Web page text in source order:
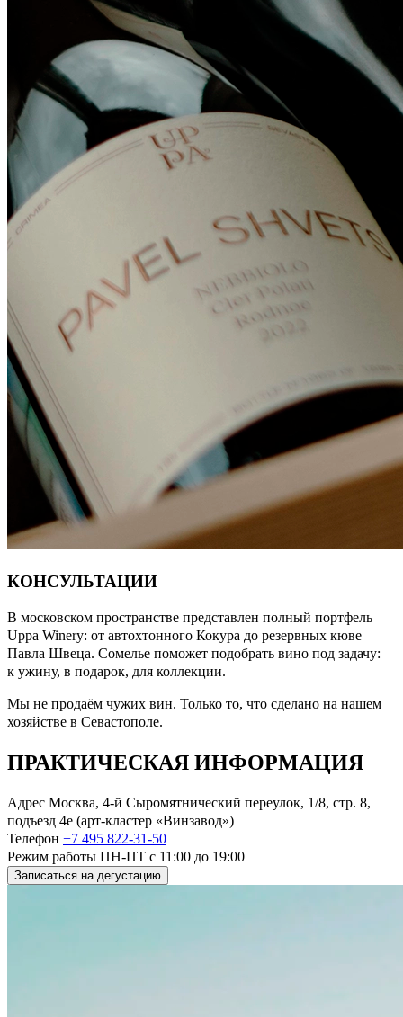
КОНСУЛЬТАЦИИ
В московском пространстве представлен полный портфель
Uppa Winery: от автохтонного Кокура до резервных кюве
Павла Швеца. Сомелье поможет подобрать вино под задачу:
к ужину, в подарок, для коллекции.
Мы не продаём чужих вин. Только то, что сделано на нашем
хозяйстве в Севастополе.
ПРАКТИЧЕСКАЯ ИНФОРМАЦИЯ
Адрес Москва, 4-й Сыромятнический переулок, 1/8, стр. 8,
подъезд 4е (арт-кластер «Винзавод»)
Телефон +7 495 822‑31‑50
Режим работы ПН-ПТ с 11:00 до 19:00
Записаться на дегустацию